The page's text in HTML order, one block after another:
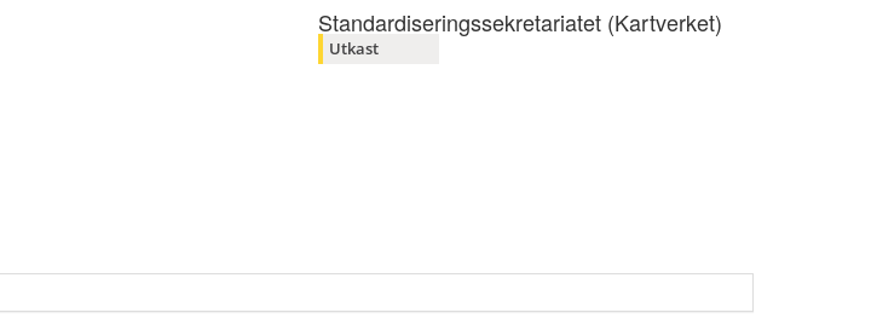
Standardiseringssekretariatet (Kartverket)
Utkast